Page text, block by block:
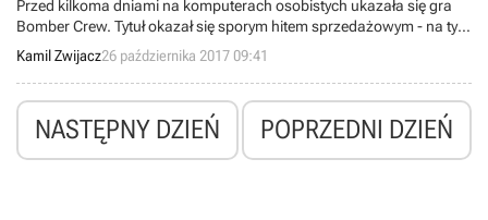
Przed kilkoma dniami na komputerach osobistych ukazała się gra
Bomber Crew. Tytuł okazał się sporym hitem sprzedażowym - na tyle
dużym, że koszty produkcji zwróciły się już po 36 godzinach
obecności na rynku.
Kamil Zwijacz26 października 2017 09:41
NASTĘPNY DZIEŃ POPRZEDNI DZIEŃ